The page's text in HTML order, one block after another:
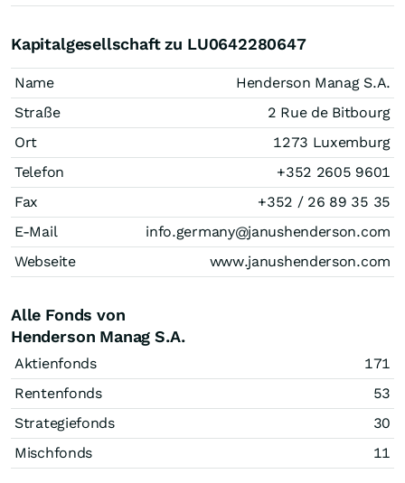
Kapitalgesellschaft zu LU0642280647
Name
Henderson Manag S.A.
Straße
2 Rue de Bitbourg
Ort
1273 Luxemburg
Telefon
+352 2605 9601
Fax
+352 / 26 89 35 35
E-Mail
info.germany@janushenderson.com
Webseite
www.janushenderson.com
Alle Fonds von
Henderson Manag S.A.
Aktienfonds
171
Rentenfonds
53
Strategiefonds
30
Mischfonds
11